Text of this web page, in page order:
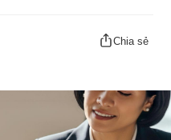
Chia sẻ